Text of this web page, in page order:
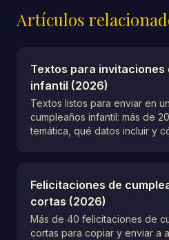
Artículos
Textos para invitaciones
infantil (2026)
Textos listos para enviar en
cumpleaños infantil: más de
temática, qué datos incluir y
Felicitaciones de
cortas (2026)
Más de 40 felicitaciones de
cortas para copiar y enviar a